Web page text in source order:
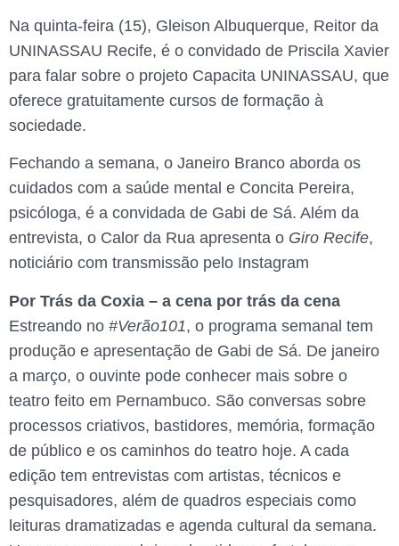
Na quinta-feira (15), Gleison Albuquerque, Reitor da
UNINASSAU Recife, é o convidado de Priscila Xavier
para falar sobre o projeto Capacita UNINASSAU, que
oferece gratuitamente cursos de formação à
sociedade.
Fechando a semana, o Janeiro Branco aborda os
cuidados com a saúde mental e Concita Pereira,
psicóloga, é a convidada de Gabi de Sá. Além da
entrevista, o Calor da Rua apresenta o Giro Recife,
noticiário com transmissão pelo Instagram
Por Trás da Coxia – a cena por trás da cena
Estreando no #Verão101, o programa semanal tem
produção e apresentação de Gabi de Sá. De janeiro
a março, o ouvinte pode conhecer mais sobre o
teatro feito em Pernambuco. São conversas sobre
processos criativos, bastidores, memória, formação
de público e os caminhos do teatro hoje. A cada
edição tem entrevistas com artistas, técnicos e
pesquisadores, além de quadros especiais como
leituras dramatizadas e agenda cultural da semana.